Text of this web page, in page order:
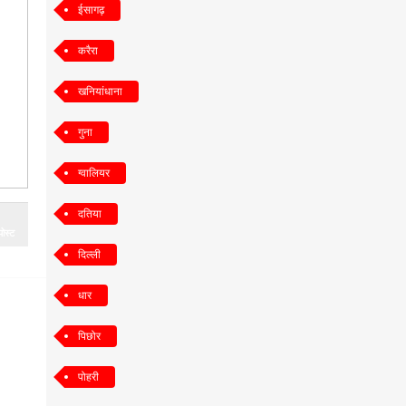
ईसागढ़
करैरा
खनियांधाना
गुना
ग्वालियर
दतिया
दिल्ली
धार
पिछोर
पोहरी